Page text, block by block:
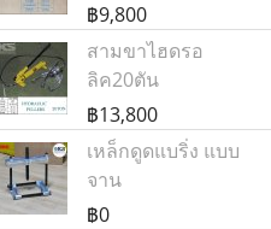
฿9,800
สามขาไฮดรอ
ลิค20ตัน
฿13,800
เหล็กดูดแบริ่ง แบบ
จาน
฿0